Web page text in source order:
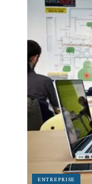
ENTREPRISE